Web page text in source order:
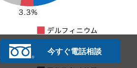
今すぐ電話相談